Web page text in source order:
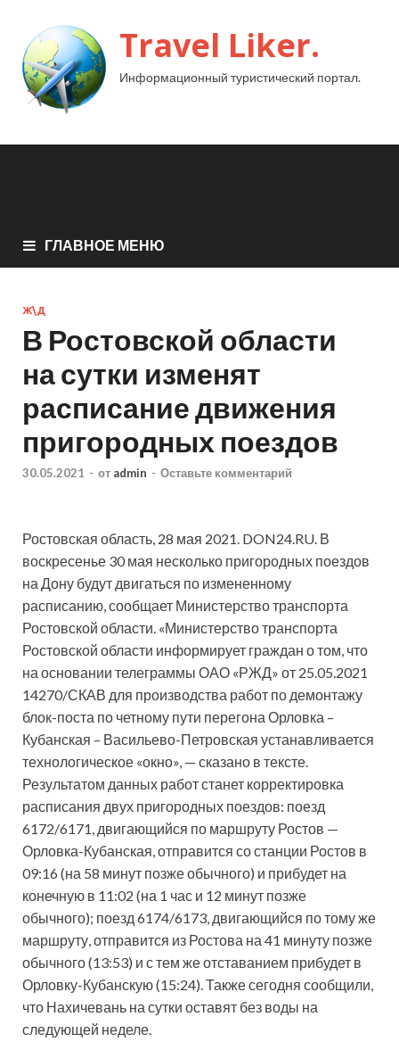
Travel Liker.
Информационный туристический портал.
ГЛАВНОЕ МЕНЮ
Ж\Д
В Ростовской области
на сутки изменят
расписание движения
пригородных поездов
30.05.2021 - от admin - Оставьте комментарий
Ростовская область, 28 мая 2021. DON24.RU. В
воскресенье 30 мая несколько пригородных поездов
на Дону будут двигаться по измененному
расписанию, сообщает Министерство транспорта
Ростовской области. «Министерство транспорта
Ростовской области информирует граждан о том, что
на основании телеграммы ОАО «РЖД» от 25.05.2021
14270/СКАВ для производства работ по демонтажу
блок-поста по четному пути перегона Орловка –
Кубанская – Васильево-Петровская устанавливается
технологическое «окно», — сказано в тексте.
Результатом данных работ станет корректировка
расписания двух пригородных поездов: поезд
6172/6171, двигающийся по маршруту Ростов —
Орловка-Кубанская, отправится со станции Ростов в
09:16 (на 58 минут позже обычного) и прибудет на
конечную в 11:02 (на 1 час и 12 минут позже
обычного); поезд 6174/6173, двигающийся по тому же
маршруту, отправится из Ростова на 41 минуту позже
обычного (13:53) и с тем же отставанием прибудет в
Орловку-Кубанскую (15:24). Также сегодня сообщили,
что Нахичевань на сутки оставят без воды на
следующей неделе.